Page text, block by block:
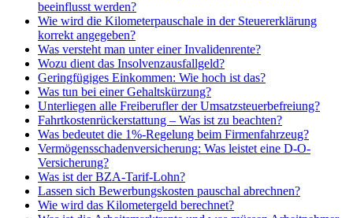
beeinflusst werden?
Wie wird die Kilometerpauschale in der Steuererklärung
korrekt angegeben?
Was versteht man unter einer Invalidenrente?
Wozu dient das Insolvenzausfallgeld?
Geringfügiges Einkommen: Wie hoch ist das?
Was tun bei einer Gehaltskürzung?
Unterliegen alle Freiberufler der Umsatzsteuerbefreiung?
Fahrtkostenrückerstattung – Was ist zu beachten?
Was bedeutet die 1%-Regelung beim Firmenfahrzeug?
Vermögensschadenversicherung: Was leistet eine D-O-
Versicherung?
Was ist der BZA-Tarif-Lohn?
Lassen sich Bewerbungskosten pauschal abrechnen?
Wie wird das Kilometergeld berechnet?